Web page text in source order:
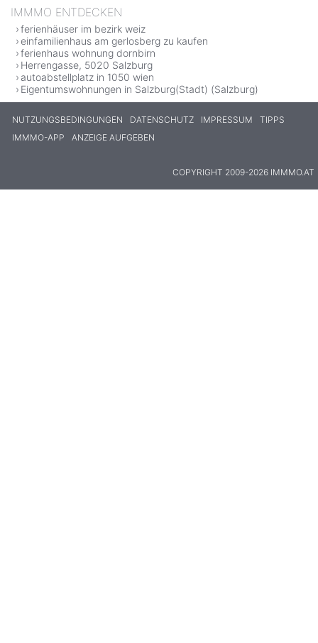
IMMMO ENTDECKEN
ferienhäuser im bezirk weiz
einfamilienhaus am gerlosberg zu kaufen
ferienhaus wohnung dornbirn
Herrengasse, 5020 Salzburg
autoabstellplatz in 1050 wien
Eigentumswohnungen in Salzburg(Stadt) (Salzburg)
NUTZUNGSBEDINGUNGEN DATENSCHUTZ IMPRESSUM
TIPPS
IMMMO-APP
ANZEIGE AUFGEBEN
COPYRIGHT 2009-2026 IMMMO.AT